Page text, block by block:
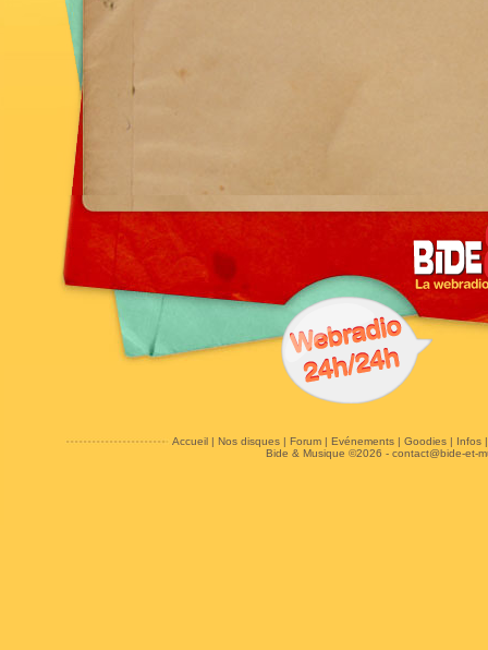
Accueil| Nos disques| Forum| Evénements| Goodies| Infos
Bide & Musique ©2026 - contact@bide-et-